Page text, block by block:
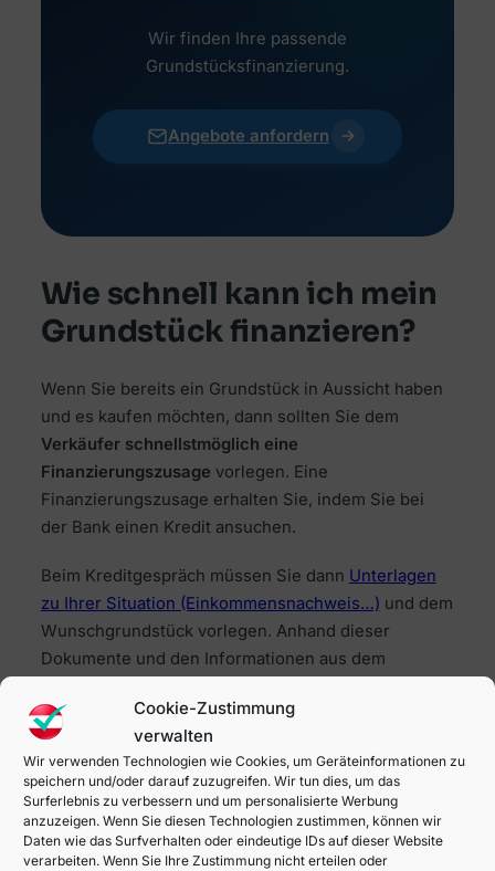
Cookie-Zustimmung
verwalten
Wir verwenden Technologien wie Cookies, um Geräteinformationen zu
speichern und/oder darauf zuzugreifen. Wir tun dies, um das
Surferlebnis zu verbessern und um personalisierte Werbung
anzuzeigen. Wenn Sie diesen Technologien zustimmen, können wir
Daten wie das Surfverhalten oder eindeutige IDs auf dieser Website
verarbeiten. Wenn Sie Ihre Zustimmung nicht erteilen oder
Wir finden Ihre passende
Grundstücksfinanzierung.
Angebote anfordern
Wie schnell kann ich mein
Grundstück finanzieren?
Wenn Sie bereits ein Grundstück in Aussicht haben
und es kaufen möchten, dann sollten Sie dem
Verkäufer schnellstmöglich eine
Finanzierungszusage vorlegen. Eine
Finanzierungszusage erhalten Sie, indem Sie bei
der Bank einen Kredit ansuchen.
Beim Kreditgespräch müssen Sie dann Unterlagen
zu Ihrer Situation (Einkommensnachweis…) und dem
Wunschgrundstück vorlegen. Anhand dieser
Dokumente und den Informationen aus dem
erstellt
Wenn Ihnen das Angebot vorgelegt wird, können Sie
es annehmen. Sobald Sie ein Angebot annehmen,
erhalten Sie die Finanzierungszusage. Diese können
Sie dann an den Verkäufer weitergeben.